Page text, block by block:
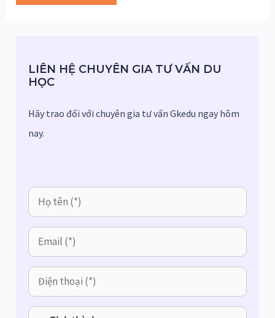
LIÊN HỆ CHUYÊN GIA TƯ VẤN DU
HỌC
Hãy trao đổi với chuyên gia tư vấn Gkedu ngay hôm
nay.